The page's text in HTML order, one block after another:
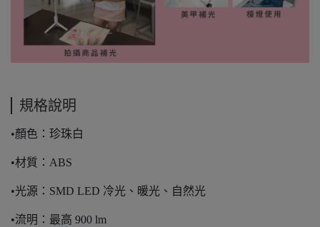
規格說明
•顏色：珍珠白
•材質：ABS
•光源：SMD LED 冷光、暖光、自然光
•流明：最高 900 lm